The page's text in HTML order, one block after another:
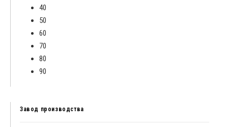
40
50
60
70
80
90
Завод производства